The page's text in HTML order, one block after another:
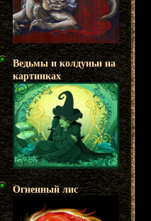
Ведьмы и колдуньи на
картинках
Огненный лис